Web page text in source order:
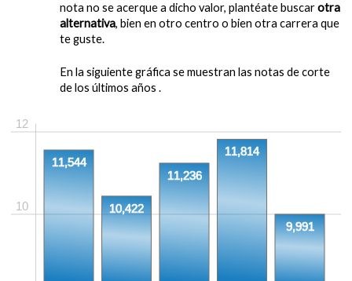
nota no se acerque a dicho valor, plantéate buscarotra
alternativa, bien en otro centro o bien otra carrera que
te guste.
En la siguiente gráfica se muestran las notas de corte
de los últimos años .
12
10
11,544
10,422
11,236
11,814
9,991